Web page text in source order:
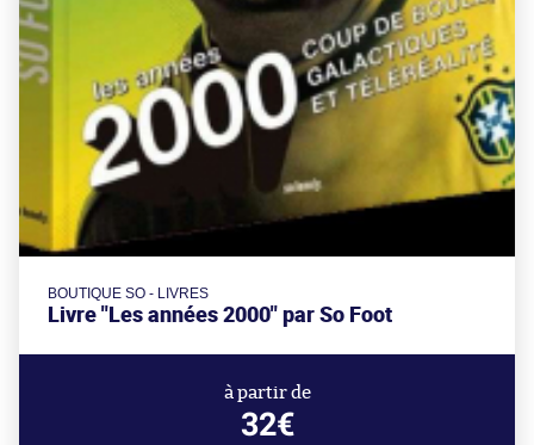
BOUTIQUE SO - LIVRES
Livre "Les années 2000" par So Foot
à partir de
32€